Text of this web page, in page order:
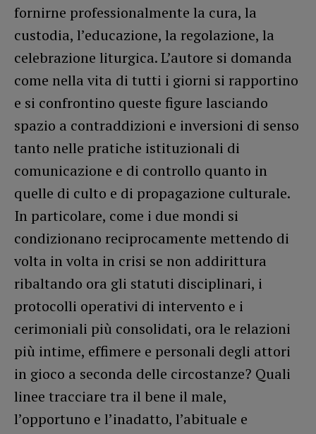
fornirne professionalmente la cura, la
custodia, l’educazione, la regolazione, la
celebrazione liturgica. L’autore si domanda
come nella vita di tutti i giorni si rapportino
e si confrontino queste figure lasciando
spazio a contraddizioni e inversioni di senso
tanto nelle pratiche istituzionali di
comunicazione e di controllo quanto in
quelle di culto e di propagazione culturale.
In particolare, come i due mondi si
condizionano reciprocamente mettendo di
volta in volta in crisi se non addirittura
ribaltando ora gli statuti disciplinari, i
protocolli operativi di intervento e i
cerimoniali più consolidati, ora le relazioni
più intime, effimere e personali degli attori
in gioco a seconda delle circostanze? Quali
linee tracciare tra il bene il male,
l’opportuno e l’inadatto, l’abituale e